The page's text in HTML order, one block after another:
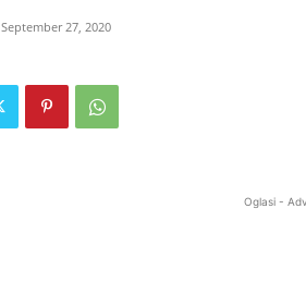
September 27, 2020
Oglasi -